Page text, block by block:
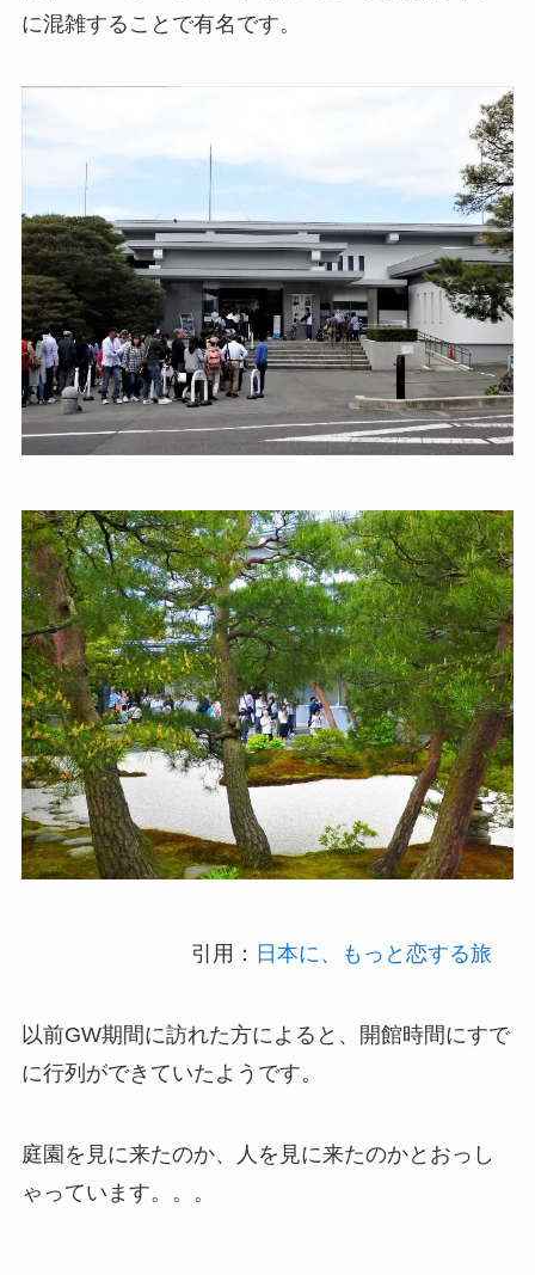
に混雑することで有名です。
引用： 日本に、もっと恋する旅
以前GW期間に訪れた方によると、開館時間にすで
に行列ができていたようです。
庭園を見に来たのか、人を見に来たのかとおっし
ゃっています。。。